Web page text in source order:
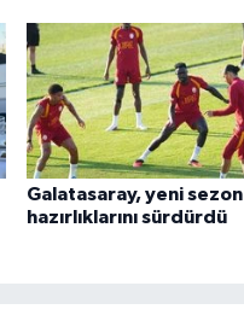
Galatasaray, yeni sezon
hazırlıklarını sürdürdü